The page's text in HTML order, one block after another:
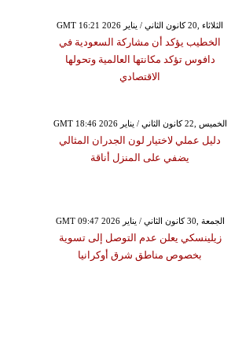
GMT 16:21 2026 الثلاثاء ,20 كانون الثاني / يناير
الخطيب يؤكد أن مشاركة السعودية في
دافوس تؤكد مكانتها العالمية وتحولها
الاقتصادي
GMT 18:46 2026 الخميس ,22 كانون الثاني / يناير
دليل عملي لاختيار لون الجدران المثالي
يضفي على المنزل أناقة
GMT 09:47 2026 الجمعة ,30 كانون الثاني / يناير
زيلينسكي يعلن عدم التوصل إلى تسوية
بخصوص مناطق شرق أوكرانيا